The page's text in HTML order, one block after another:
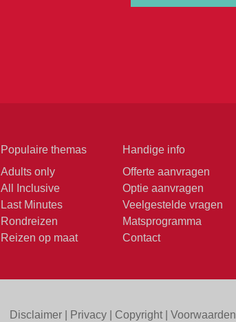
Populaire themas
Adults only
All Inclusive
Last Minutes
Rondreizen
Reizen op maat
Handige info
Offerte aanvragen
Optie aanvragen
Veelgestelde vragen
Matsprogramma
Contact
Disclaimer| Privacy| Copyright| Voorwaarden